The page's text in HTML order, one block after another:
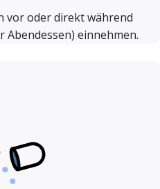
vor oder direkt während
einnehmen.